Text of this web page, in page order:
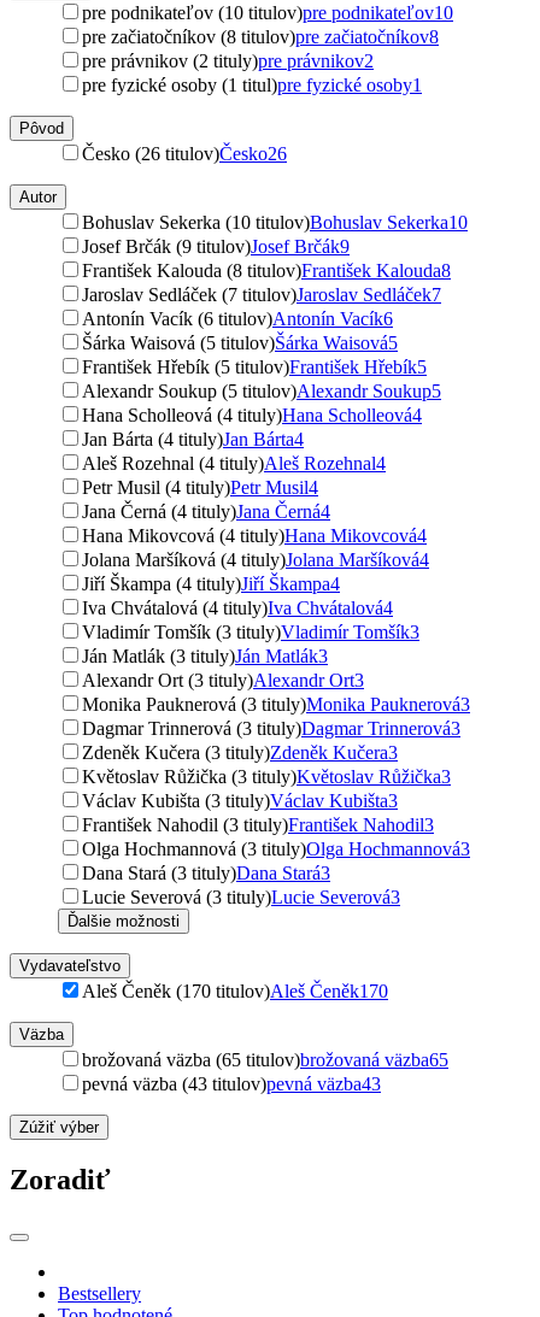
pre podnikateľov (10 titulov)pre podnikateľov10
pre začiatočníkov (8 titulov)pre začiatočníkov8
pre právnikov (2 tituly)pre právnikov2
pre fyzické osoby (1 titul)pre fyzické osoby1
Pôvod
Česko (26 titulov)Česko26
Autor
Bohuslav Sekerka (10 titulov)Bohuslav Sekerka10
Josef Brčák (9 titulov)Josef Brčák9
František Kalouda (8 titulov)František Kalouda8
Jaroslav Sedláček (7 titulov)Jaroslav Sedláček7
Antonín Vacík (6 titulov)Antonín Vacík6
Šárka Waisová (5 titulov)Šárka Waisová5
František Hřebík (5 titulov)František Hřebík5
Alexandr Soukup (5 titulov)Alexandr Soukup5
Hana Scholleová (4 tituly)Hana Scholleová4
Jan Bárta (4 tituly)Jan Bárta4
Aleš Rozehnal (4 tituly)Aleš Rozehnal4
Petr Musil (4 tituly)Petr Musil4
Jana Černá (4 tituly)Jana Černá4
Hana Mikovcová (4 tituly)Hana Mikovcová4
Jolana Maršíková (4 tituly)Jolana Maršíková4
Jiří Škampa (4 tituly)Jiří Škampa4
Iva Chvátalová (4 tituly)Iva Chvátalová4
Vladimír Tomšík (3 tituly)Vladimír Tomšík3
Ján Matlák (3 tituly)Ján Matlák3
Alexandr Ort (3 tituly)Alexandr Ort3
Monika Pauknerová (3 tituly)Monika Pauknerová3
Dagmar Trinnerová (3 tituly)Dagmar Trinnerová3
Zdeněk Kučera (3 tituly)Zdeněk Kučera3
Květoslav Růžička (3 tituly)Květoslav Růžička3
Václav Kubišta (3 tituly)Václav Kubišta3
František Nahodil (3 tituly)František Nahodil3
Olga Hochmannová (3 tituly)Olga Hochmannová3
Dana Stará (3 tituly)Dana Stará3
Lucie Severová (3 tituly)Lucie Severová3
Ďalšie možnosti
Vydavateľstvo
Aleš Čeněk (170 titulov)Aleš Čeněk170
Väzba
brožovaná väzba (65 titulov)brožovaná väzba65
pevná väzba (43 titulov)pevná väzba43
Zúžiť výber
Zoradiť
Bestsellery